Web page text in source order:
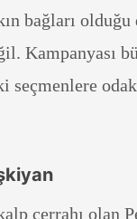
bağları olduğu
Kampanyası
seçmenlere
cerrahı olan